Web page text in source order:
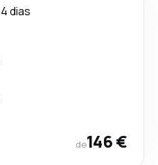
4 dias
de146 €